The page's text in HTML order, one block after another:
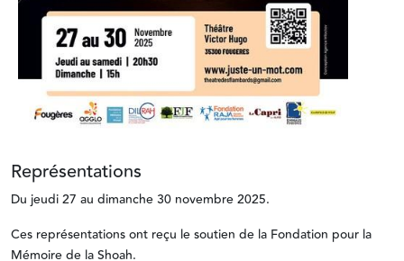
Représentations
Du jeudi 27 au dimanche 30 novembre 2025.
Ces représentations ont reçu le soutien de la Fondation pour la
Mémoire de la Shoah.